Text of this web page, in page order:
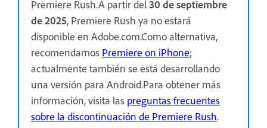
Premiere Rush.A partir del30 de septiembre
de 2025, Premiere Rush ya no estará
disponible en Adobe.com.Como alternativa,
recomendamos Premiere on iPhone;
actualmente también se está desarrollando
una versión para Android.Para obtener más
información, visita las preguntas frecuentes
sobre la discontinuación de Premiere Rush.